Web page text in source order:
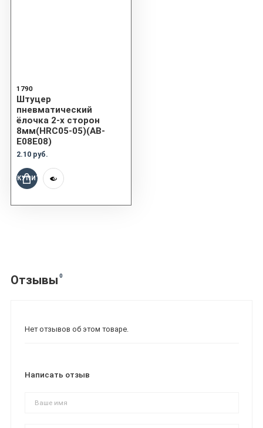
1790
Штуцер
пневматический
ёлочка 2-х сторон
8мм(HRC05-05)(AB-
E08E08)
2.10 руб.
КУПИТЬ
Отзывы 0
Нет отзывов об этом товаре.
Написать отзыв